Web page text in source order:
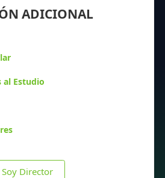
ADICIONAL
al Estudio
Soy Director